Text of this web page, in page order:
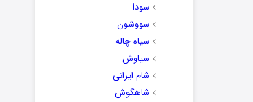
سودا
سووشون
سیاه چاله
سیاوش
شام ایرانی
شاهگوش